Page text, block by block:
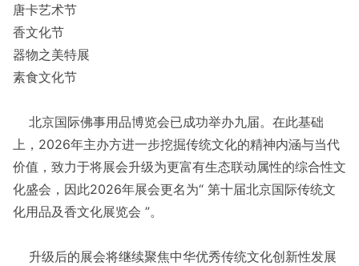
唐卡艺术节
香文化节
器物之美特展
素食文化节
北京国际佛事用品博览会已成功举办九届。在此基础
上，2026年主办方进一步挖掘传统文化的精神内涵与当代
价值，致力于将展会升级为更富有生态联动属性的综合性文
化盛会，因此2026年展会更名为“ 第十届北京国际传统文
化用品及香文化展览会 ”。
升级后的展会将继续聚焦中华优秀传统文化创新性发展